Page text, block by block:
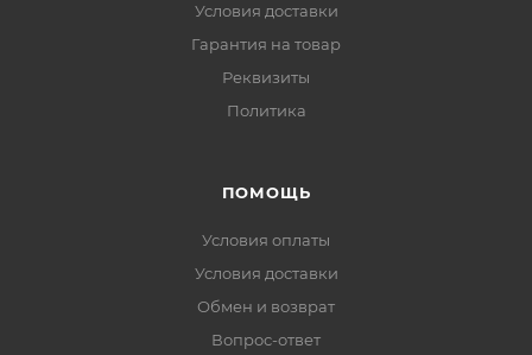
Условия доставки
Гарантия на товар
Реквизиты
Политика
ПОМОЩЬ
Условия оплаты
Условия доставки
Обмен и возврат
Вопрос-ответ